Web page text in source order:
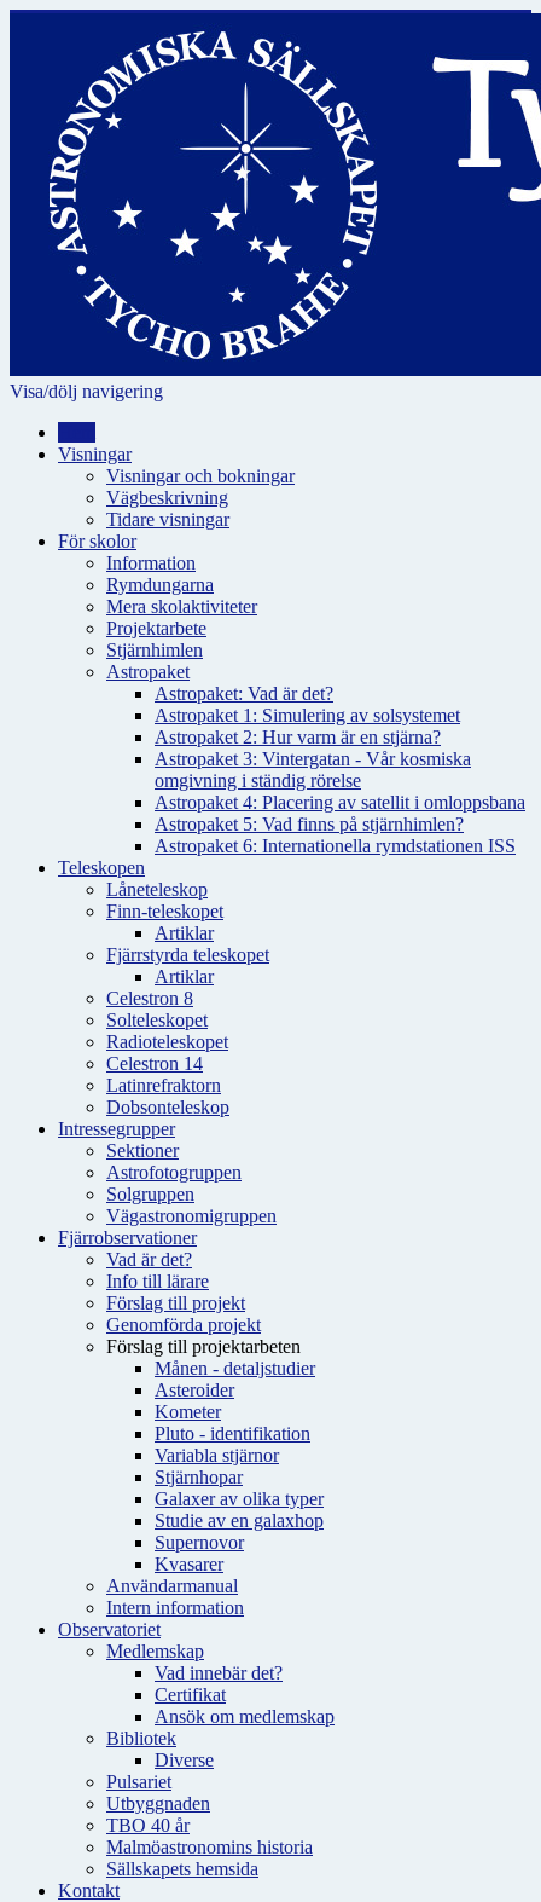
Visa/dölj navigering
Visningar
Visningar och bokningar
Vägbeskrivning
Tidare visningar
För skolor
Information
Rymdungarna
Mera skolaktiviteter
Projektarbete
Stjärnhimlen
Astropaket
Astropaket: Vad är det?
Astropaket 1: Simulering av solsystemet
Astropaket 2: Hur varm är en stjärna?
Astropaket 3: Vintergatan - Vår kosmiska
omgivning i ständig rörelse
Astropaket 4: Placering av satellit i omloppsbana
Astropaket 5: Vad finns på stjärnhimlen?
Astropaket 6: Internationella rymdstationen ISS
Teleskopen
Låneteleskop
Finn-teleskopet
Artiklar
Fjärrstyrda teleskopet
Artiklar
Celestron 8
Solteleskopet
Radioteleskopet
Celestron 14
Latinrefraktorn
Dobsonteleskop
Intressegrupper
Sektioner
Astrofotogruppen
Solgruppen
Vägastronomigruppen
Fjärrobservationer
Vad är det?
Info till lärare
Förslag till projekt
Genomförda projekt
Förslag till projektarbeten
Månen - detaljstudier
Asteroider
Kometer
Pluto - identifikation
Variabla stjärnor
Stjärnhopar
Galaxer av olika typer
Studie av en galaxhop
Supernovor
Kvasarer
Användarmanual
Intern information
Observatoriet
Medlemskap
Vad innebär det?
Certifikat
Ansök om medlemskap
Bibliotek
Diverse
Pulsariet
Utbyggnaden
TBO 40 år
Malmöastronomins historia
Sällskapets hemsida
Kontakt